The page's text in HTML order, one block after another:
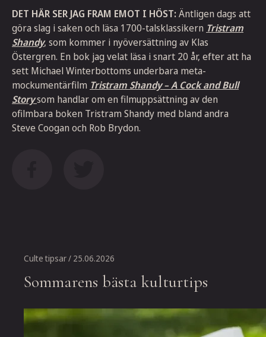
DET HÄR SER JAG FRAM EMOT I HÖST: Äntligen dags att
göra slag i saken och läsa 1700-talsklassikern Tristram
Shandy, som kommer i nyöversättning av Klas
Östergren. En bok jag velat läsa i snart 20 år, efter att ha
sett Michael Winterbottoms underbara meta-
mockumentärfilm Tristram Shandy – A Cock and Bull
Storysom handlar om en filmuppsättning av den
ofilmbara boken Tristram Shandy med bland andra
Steve Coogan och Rob Brydon.
Culte tipsar/ 25.06.2026
Sommarens bästa kulturtips